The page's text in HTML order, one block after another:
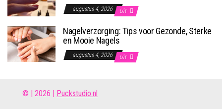
augustus 4, 2026 Uit
Nagelverzorging: Tips voor Gezonde, Sterke
en Mooie Nagels
augustus 4, 2026 Uit
© | 2026 | Puckstudio.nl